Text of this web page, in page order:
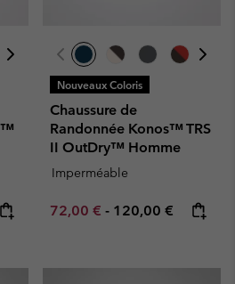
Nouveaux Coloris
Chaussure de
Randonnée Konos™ TRS
II OutDry™ Homme
Imperméable
Minimum sale price:
72,00 € - Maximum price:
120,00 €